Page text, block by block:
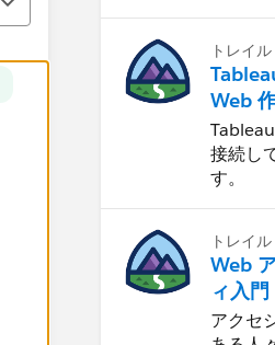
トレイル
Web
接続し
す。
トレイル
Web
ィ入門
アクセ